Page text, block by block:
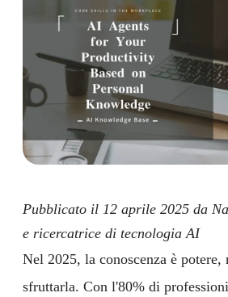
Pubblicato il 12 aprile 2025 da
e ricercatrice di tecnologia AI
Nel 2025, la conoscenza è potere,
sfruttarla. Con l'80% di